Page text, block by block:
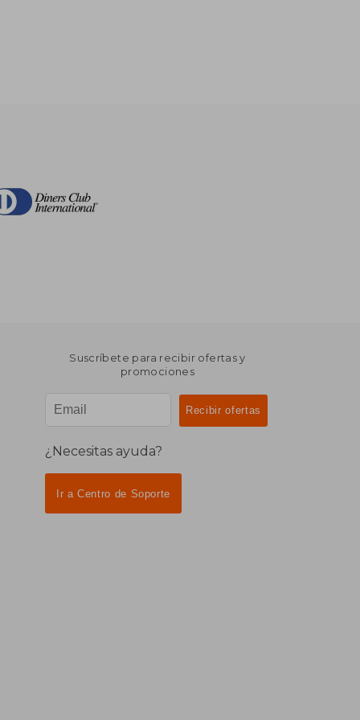
Suscríbete para recibir ofertas y
promociones
¿Necesitas ayuda?
Ir a Centro de Soporte